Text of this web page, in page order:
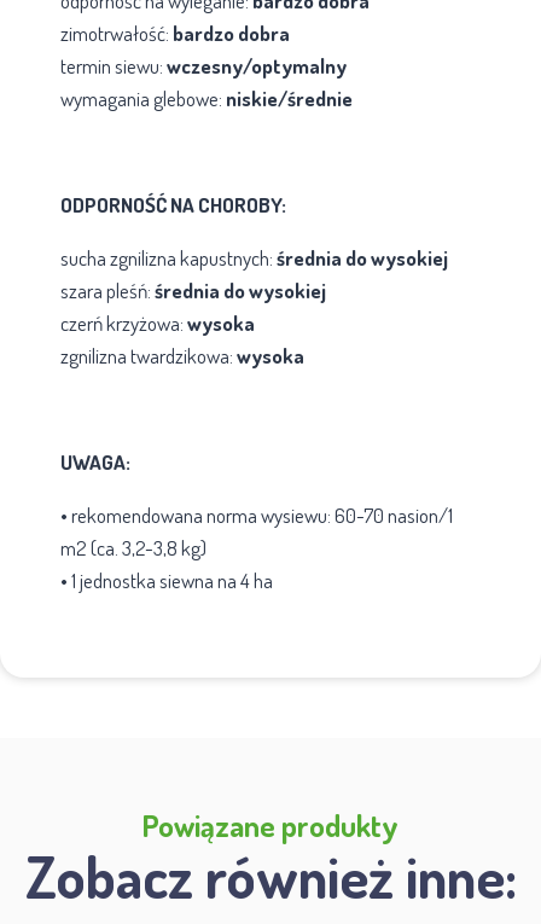
zimotrwałość: bardzo dobra
termin siewu:wczesny/optymalny
wymagania glebowe: niskie/średnie
ODPORNOŚĆ NA CHOROBY:
sucha zgnilizna kapustnych:średnia do wysokiej
szara pleśń:średnia do wysokiej
czerń krzyżowa:wysoka
zgnilizna twardzikowa:wysoka
UWAGA:
• rekomendowana norma wysiewu: 60-70 nasion/1
m2 (ca. 3,2-3,8 kg)
• 1 jednostka siewna na 4 ha
Powiązane produkty
Zobacz również inne: